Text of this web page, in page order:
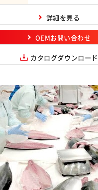
詳細を見る
OEMお問い合わせ
カタログダウンロード